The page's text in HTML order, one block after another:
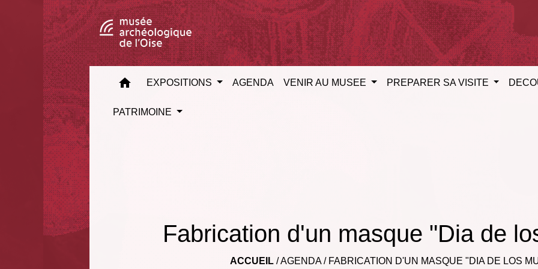
home EXPOSITIONS AGENDA VENIR AU MUSEE PREPARER SA VISITE
PATRIMOINE
Fabrication d'un masque "Dia de
ACCUEIL /AGENDA/ FABRICATION D'UN MASQUE "DIA DE LOS